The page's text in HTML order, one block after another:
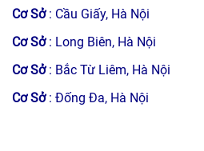
Cơ Sở: Cầu Giấy, Hà Nội
Cơ Sở : Long Biên, Hà Nội
Cơ Sở : Bắc Từ Liêm, Hà Nội
Cơ Sở : Đống Đa, Hà Nội